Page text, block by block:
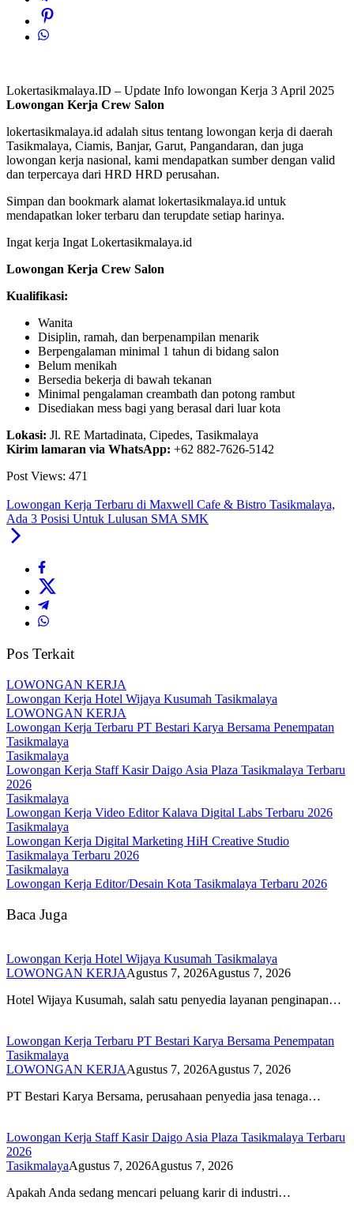
Lokertasikmalaya.ID – Update Info lowongan Kerja 3 April 2025
Lowongan Kerja Crew Salon
lokertasikmalaya.id adalah situs tentang lowongan kerja di daerah
Tasikmalaya, Ciamis, Banjar, Garut, Pangandaran, dan juga
lowongan kerja nasional, kami mendapatkan sumber dengan valid
dan terpercaya dari HRD HRD perusahan.
Simpan dan bookmark alamat lokertasikmalaya.id untuk
mendapatkan loker terbaru dan terupdate setiap harinya.
Ingat kerja Ingat Lokertasikmalaya.id
Lowongan Kerja Crew Salon
Kualifikasi:
Wanita
Disiplin, ramah, dan berpenampilan menarik
Berpengalaman minimal 1 tahun di bidang salon
Belum menikah
Bersedia bekerja di bawah tekanan
Minimal pengalaman creambath dan potong rambut
Disediakan mess bagi yang berasal dari luar kota
Lokasi: Jl. RE Martadinata, Cipedes, Tasikmalaya
Kirim lamaran via WhatsApp: +62 882-7626-5142
Post Views: 471
Lowongan Kerja Terbaru di Maxwell Cafe & Bistro Tasikmalaya,
Ada 3 Posisi Untuk Lulusan SMA SMK
Pos Terkait
LOWONGAN KERJA
Lowongan Kerja Hotel Wijaya Kusumah Tasikmalaya
LOWONGAN KERJA
Lowongan Kerja Terbaru PT Bestari Karya Bersama Penempatan
Tasikmalaya
Tasikmalaya
Lowongan Kerja Staff Kasir Daigo Asia Plaza Tasikmalaya Terbaru
2026
Tasikmalaya
Lowongan Kerja Video Editor Kalava Digital Labs Terbaru 2026
Tasikmalaya
Lowongan Kerja Digital Marketing HiH Creative Studio
Tasikmalaya Terbaru 2026
Tasikmalaya
Lowongan Kerja Editor/Desain Kota Tasikmalaya Terbaru 2026
Baca Juga
Lowongan Kerja Hotel Wijaya Kusumah Tasikmalaya
LOWONGAN KERJAAgustus 7, 2026Agustus 7, 2026
Hotel Wijaya Kusumah, salah satu penyedia layanan penginapan…
Lowongan Kerja Terbaru PT Bestari Karya Bersama Penempatan
Tasikmalaya
LOWONGAN KERJAAgustus 7, 2026Agustus 7, 2026
PT Bestari Karya Bersama, perusahaan penyedia jasa tenaga…
Lowongan Kerja Staff Kasir Daigo Asia Plaza Tasikmalaya Terbaru
2026
TasikmalayaAgustus 7, 2026Agustus 7, 2026
Apakah Anda sedang mencari peluang karir di industri…